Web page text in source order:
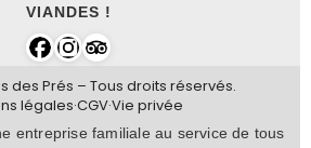
VIANDES !
des Prés – Tous droits réservés.
légales·CGV·Vie privée
entreprise familiale au service de tous